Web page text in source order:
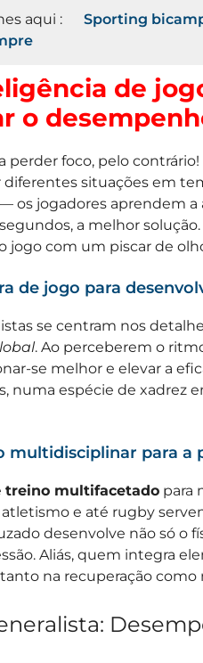
aqui :
Sporting
de
o
perder foco, pelo
situações em
os jogadores aprendem
a melhor
jogo com um piscar de
de jogo para
se centram nos
. Ao perceberem o
se melhor e elevar a
numa espécie de
multidisciplinar para a
treino multifacetado para
e até rugby
desenvolve não só o
Aliás, quem integra
na recuperação